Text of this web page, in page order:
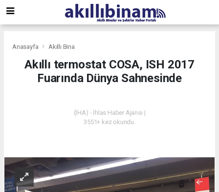
Anasayfa Akıllı Bina
Akıllı termostat COSA, ISH 2017
Fuarında Dünya Sahnesinde
(İHA) - İhlas Haber Ajansı |
3551+ kez okundu.